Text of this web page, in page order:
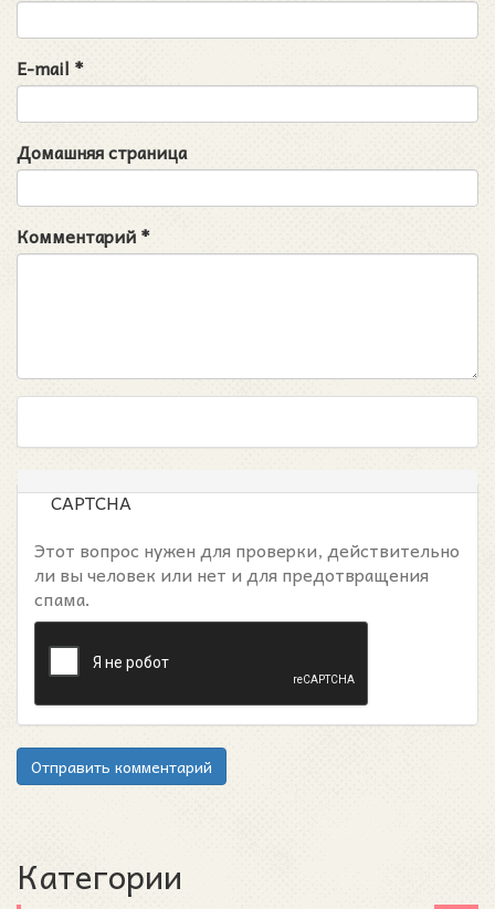
E-mail *
Домашняя страница
Комментарий*
CAPTCHA
Этот вопрос нужен для проверки, действительно
ли вы человек или нет и для предотвращения
спама.
Отправить комментарий
Категории